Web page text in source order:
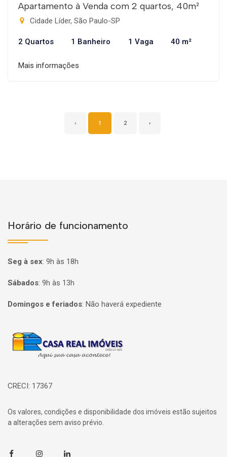
Apartamento à Venda com 2 quartos, 40m²
Cidade Líder, São Paulo-SP
2 Quartos 1 Banheiro 1 Vaga 40 m²
Mais informações
‹ 1 2 ›
Horário de funcionamento
Seg à sex: 9h às 18h
Sábados: 9h às 13h
Domingos e feriados: Não haverá expediente
Página inicial
CRECI: 17367
Os valores, condições e disponibilidade dos imóveis estão sujeitos
a alterações sem aviso prévio.
FacebookInstagramLinkedin